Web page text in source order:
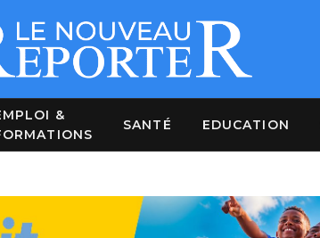
&
SANTÉ EDUCATION